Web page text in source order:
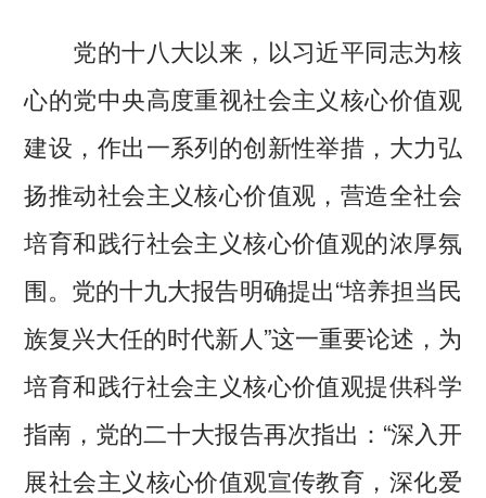
党的十八大以来，以习近平同志为核
心的党中央高度重视社会主义核心价值观
建设，作出一系列的创新性举措，大力弘
扬推动社会主义核心价值观，营造全社会
培育和践行社会主义核心价值观的浓厚氛
围。党的十九大报告明确提出“培养担当民
族复兴大任的时代新人”这一重要论述，为
培育和践行社会主义核心价值观提供科学
指南，党的二十大报告再次指出：“深入开
展社会主义核心价值观宣传教育，深化爱